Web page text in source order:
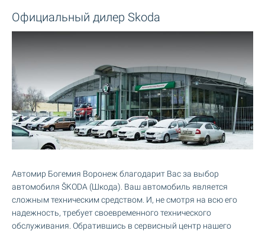
Официальный дилер Skoda
Автомир Богемия Воронеж благодарит Вас за выбор
автомобиля ŠKODA (Шкода). Ваш автомобиль является
сложным техническим средством. И, не смотря на всю его
надежность, требует своевременного технического
обслуживания. Обратившись в сервисный центр нашего